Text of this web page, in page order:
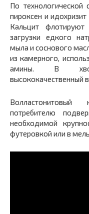
По технологической
пироксен и
Кальцит
загрузки едкого
мыла и соснового
из камерного,
амины. В
высококачественный
Волластонитовый
потребителю
необходимой
футеровкой или в